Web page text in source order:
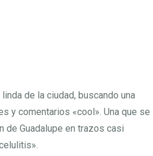
de la ciudad, buscando una
y comentarios «cool». Una que se
de Guadalupe en trazos casi